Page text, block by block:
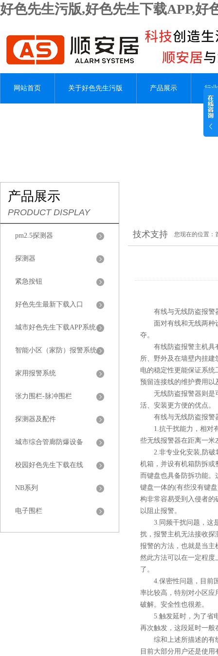
好色先生污版,好色先生下载APP,
网站首页 关于好色先生污版 产品展示 行
产品展示
PRODUCT DISPLAY
pm2.5探测器
探测器
紧急按钮
好色先生最新下载入口
城市好色先生下载APP系统
智能小区（家防）报警系统
家用报警系统
张力围栏-脉冲围栏
探测器及配件
城市综合管廊防爆设备
校园好色先生下载在线
NB系列
电子围栏
技术支持 您现在的位置：
有线与无线防盗报警器
面对有线和无线两种设
夺。
有线防盗报警主机具有通
所、野外及在墙壁内挂
电的稳定性更能保证系统工作
预留连接线的维护费用以及
无线防盗报警器则是可
活、安装更方便的优点。
有线与无线防盗报警器
1.抗干扰能力，相对
些无线报警器在距离一米左
2.非专业化安装,防破坏
机箱，并设有机箱防拆
而键盘也具备防拆功能
键盘一体的(有些没有键盘
构非常容易受到入侵者的破
以阻止报警。
3.同频干扰问题，这是
扰，报警主机无法接收
报警的方法，也就是当主
然此方法可以在一定程度
了。
4.保密性问题，目前
率比较高，特别对小区
破解。安全性也很差。
5.触发延时，为了省电
再次触发，这段延时一
综和上述所描述的有线和
目前大部分用户还是使用